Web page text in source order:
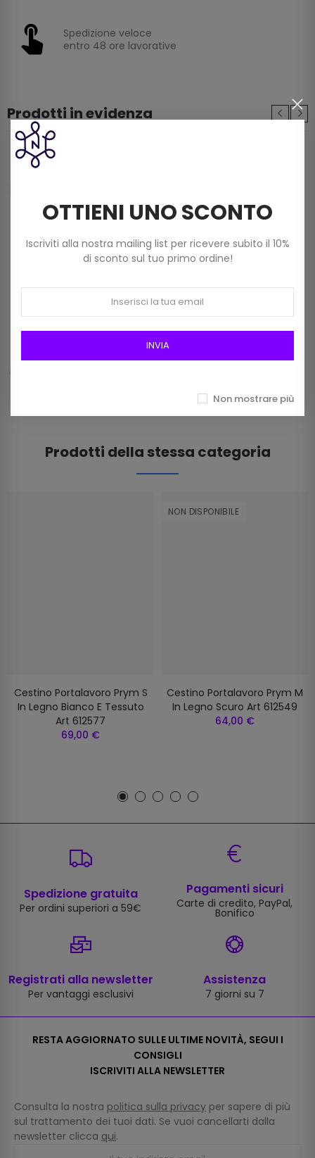
Spedizione veloce
entro 48 ore lavorative
Prodotti in evidenza
Filato Dmc Revelation Mistolana Multicolor
(150 G) Col 211
Frangia In Rafia Da 15mm Art 2116/15 Col 01
12,00 €
Prodotti della stessa categoria
Cestino Portalavoro Prym S
In Legno Bianco E Tessuto
Art 612577
69,00 €
NON DISPONIBILE
Cestino Portalavoro Prym M
In Legno Scuro Art 612549
64,00 €
Spedizione gratuita
Per ordini superiori a 59€
Pagamenti sicuri
Carte di credito, PayPal,
Bonifico
Registrati alla newsletter
Per vantaggi esclusivi
Assistenza
7 giorni su 7
RESTA AGGIORNATO SULLE ULTIME NOVITÀ, SEGUI I
CONSIGLI
ISCRIVITI ALLA NEWSLETTER
Consulta la nostra politica sulla privacy per sapere di più
sul trattamento dei tuoi dati. Se vuoi cancellarti dalla
newsletter clicca qui.
OTTIENI UNO SCONTO
Iscriviti alla nostra mailing list per ricevere subito il 10%
di sconto sul tuo primo ordine!
INVIA
Non mostrare più